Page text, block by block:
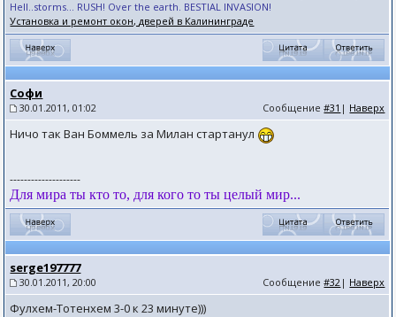
Hell..storms... RUSH! Over the earth. BESTIAL INVASION!
Установка и ремонт окон, дверей в Калининграде
Софи
30.01.2011, 01:02 Сообщение#31 | Наверх
Ничо так Ван Боммель за Милан стартанул
--------------------
Для мира ты кто то, для кого то ты целый мир...
serge197777
30.01.2011, 20:00 Сообщение#32 | Наверх
Фулхем-Тотенхем 3-0 к 23 минуте)))